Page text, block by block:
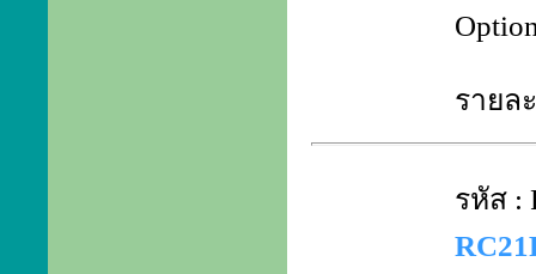
รายล
รหัส :